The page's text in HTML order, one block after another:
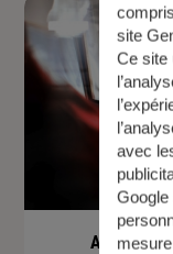
site
Ce site
avec
Google